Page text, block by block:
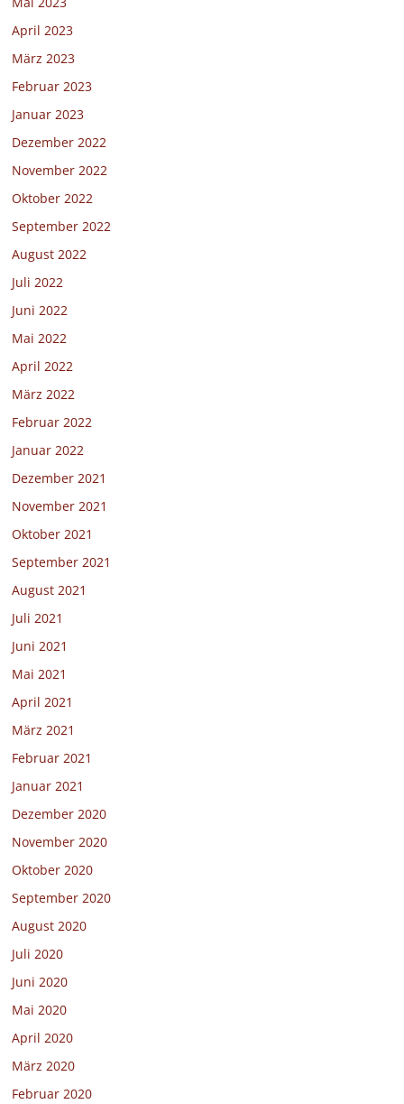
April 2023
März 2023
Februar 2023
Januar 2023
Dezember 2022
November 2022
Oktober 2022
September 2022
August 2022
Juli 2022
Juni 2022
Mai 2022
April 2022
März 2022
Februar 2022
Januar 2022
Dezember 2021
November 2021
Oktober 2021
September 2021
August 2021
Juli 2021
Juni 2021
Mai 2021
April 2021
März 2021
Februar 2021
Januar 2021
Dezember 2020
November 2020
Oktober 2020
September 2020
August 2020
Juli 2020
Juni 2020
Mai 2020
April 2020
März 2020
Februar 2020